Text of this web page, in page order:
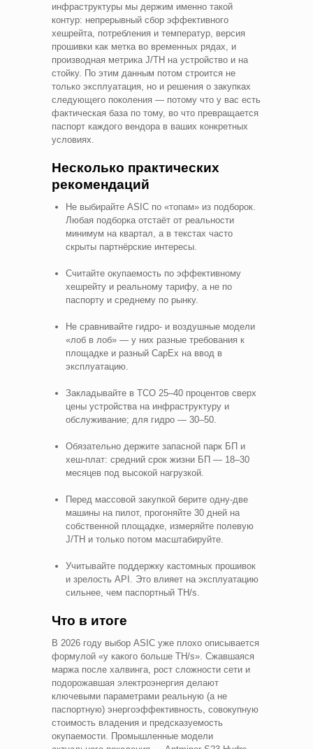
инфраструктуры мы держим именно такой
контур: непрерывный сбор эффективного
хешрейта, потребления и температур, версия
прошивки как метка во временных рядах, и
производная метрика J/TH на устройство и на
стойку. По этим данным потом строится не
только эксплуатация, но и решения о закупках
следующего поколения — потому что у вас есть
фактическая база по тому, во что превращается
паспорт каждого вендора в ваших конкретных
условиях.
Несколько практических
рекомендаций
Не выбирайте ASIC по «топам» из подборок.
Любая подборка отстаёт от реальности
минимум на квартал, а в текстах часто
скрыты партнёрские интересы.
Считайте окупаемость по эффективному
хешрейту и реальному тарифу, а не по
паспорту и среднему по рынку.
Не сравнивайте гидро- и воздушные модели
«лоб в лоб» — у них разные требования к
площадке и разный CapEx на ввод в
эксплуатацию.
Закладывайте в TCO 25–40 процентов сверх
цены устройства на инфраструктуру и
обслуживание; для гидро — 30–50.
Обязательно держите запасной парк БП и
хеш-плат: средний срок жизни БП — 18–30
месяцев под высокой нагрузкой.
Перед массовой закупкой берите одну-две
машины на пилот, прогоняйте 30 дней на
собственной площадке, измеряйте полевую
J/TH и только потом масштабируйте.
Учитывайте поддержку кастомных прошивок
и зрелость API. Это влияет на эксплуатацию
сильнее, чем паспортный TH/s.
Что в итоге
В 2026 году выбор ASIC уже плохо описывается
формулой «у какого больше TH/s». Сжавшаяся
маржа после халвинга, рост сложности сети и
подорожавшая электроэнергия делают
ключевыми параметрами реальную (а не
паспортную) энергоэффективность, совокупную
стоимость владения и предсказуемость
окупаемости. Промышленные модели